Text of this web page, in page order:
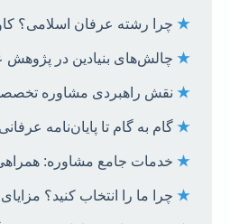
★ چرا رشته عرفان اسلامی؟
★ چالش‌های بنیادین در پژوهش
★ نقش راهبردی مشاوره
★ گام به گام تا پایان‌نامه
★ خدمات جامع مشاوره:
★ چرا ما را انتخاب کنید؟